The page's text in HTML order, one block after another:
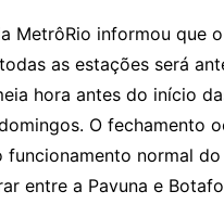
MetrôRio informou que
as estações será
hora antes do início
O fechamento
funcionamento normal
entre a Pavuna e